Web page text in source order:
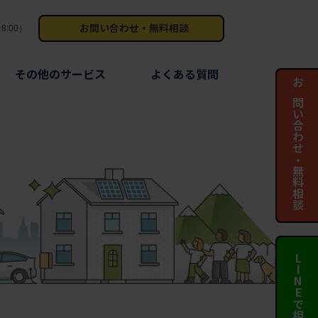
） お問い合わせ・無料相談
その他のサービス よくある質問
お問い合わせ・無料相談